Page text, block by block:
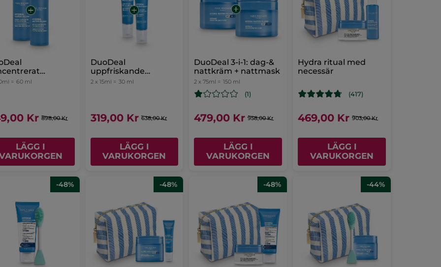
= 60 ml
Kr 898,00 Kr
LÄGG I
DuoDeal
uppfriskande
ögonvård
2 x 15ml = 30 ml
319,00 Kr 638,00 Kr
LÄGG I
VARUKORGEN
DuoDeal 3-i-1: dag-&
nattkräm + nattmask
2 x 75ml = 150 ml
(1)
479,00 Kr 958,00 Kr
LÄGG I
VARUKORGEN
Hydra ritual med
necessär
(417)
469,00 Kr 903,00 Kr
LÄGG I
VARUKORGEN
-48% -48% -48% -44%